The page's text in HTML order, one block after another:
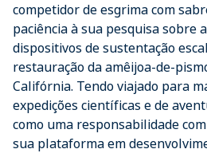
competidor de esgrima com
paciência à sua pesquisa sobre
dispositivos de sustentação
restauração da amêijoa-de-
Califórnia. Tendo viajado para
expedições científicas e de
como uma responsabilidade
sua plataforma em